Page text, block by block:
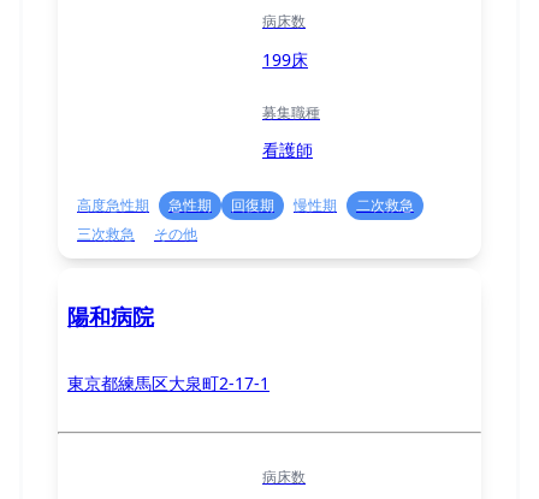
病床数
199床
募集職種
看護師
高度急性期 急性期 回復期 慢性期
二次救急
三次救急
その他
陽和病院
東京都練馬区大泉町2-17-1
病床数